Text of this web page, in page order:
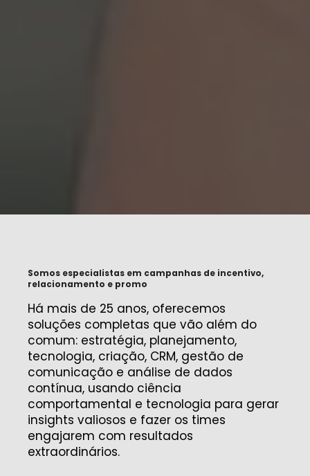
Somos especialistas em campanhas de incentivo,
relacionamento e promo
Há mais de 25 anos, oferecemos
soluções completas que vão além do
comum: estratégia, planejamento,
tecnologia, criação, CRM, gestão de
comunicação e análise de dados
contínua, usando ciência
comportamental e tecnologia para gerar
insights valiosos e fazer os times
engajarem com resultados
extraordinários.